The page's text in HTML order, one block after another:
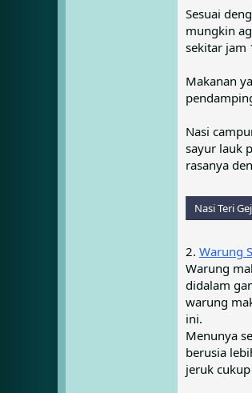
Sesuai
mungkin
sekitar jam
Makanan
Nasi
sayur lauk
rasanya
Nasi Teri
2. Warung
Warung
didalam
warung
ini.
Menunya
berusia
jeruk